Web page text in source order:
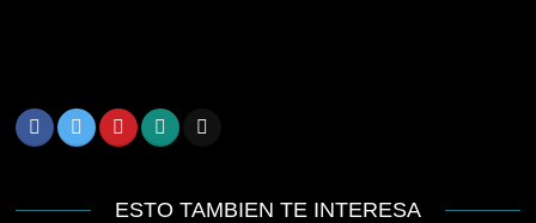
ESTO TAMBIEN TE INTERESA